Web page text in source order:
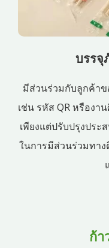
บรร
มีส่วนร่วมกับลูกค้า
เช่น รหัส QR หรือง
เพียงแต่ปรับปรุงปร
ในการมีส่วนร่วมทาง
ก้า